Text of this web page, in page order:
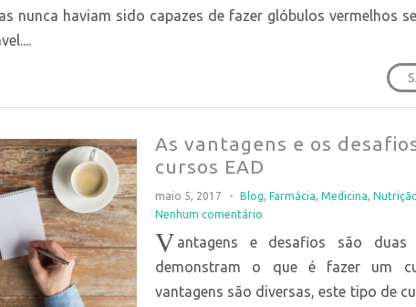
nunca haviam sido capazes de fazer glóbulos vermelhos
As vantagens e os
cursos EAD
maio 5, 2017 - Blog, Farmácia, Medicina,
Nenhum comentário
V antagens e desafios são duas
demonstram o que é fazer um
vantagens são diversas, este tipo de